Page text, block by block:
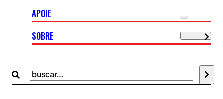
Buscar
por:
APOIE
SOBRE